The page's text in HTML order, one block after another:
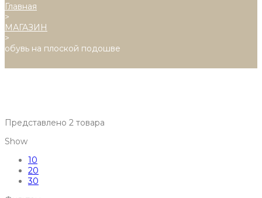
Главная
>
МАГАЗИН
>
обувь на плоской подошве
Представлено 2 товара
Show
10
20
30